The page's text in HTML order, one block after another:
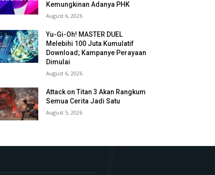
Kemungkinan Adanya PHK
August 6, 2026
Yu-Gi-Oh! MASTER DUEL
Melebihi 100 Juta Kumulatif
Download; Kampanye Perayaan
Dimulai
August 6, 2026
Attack on Titan 3 Akan Rangkum
Semua Cerita Jadi Satu
August 5, 2026